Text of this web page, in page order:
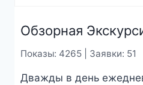
Обзорная
Показы: 4265 | Заявки: 51
Дважды в день